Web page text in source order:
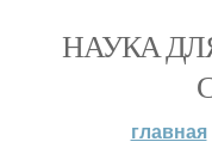
НАУКА
главная